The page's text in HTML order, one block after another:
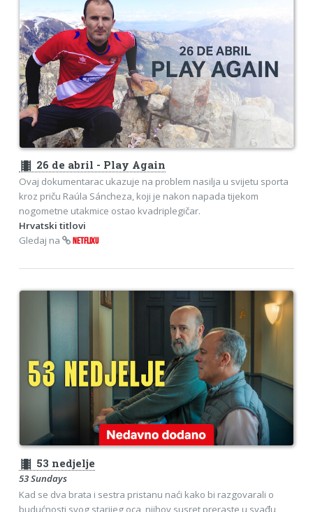
theaters 26 de abril - Play Again
Ovaj dokumentarac ukazuje na problem nasilja u svijetu sporta
kroz priču Raúla Sáncheza, koji je nakon napada tijekom
nogometne utakmice ostao kvadriplegičar.
Hrvatski titlovi
Gledaj na
NETFLIXU
theaters 53 nedjelje
53 Sundays
Kad se dva brata i sestra pristanu naći kako bi razgovarali o
budućnosti svog starijeg oca, njihov susret preraste u svađu,